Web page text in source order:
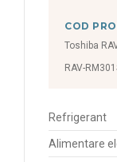
COD
Toshiba
RAV-
Refrigerant
Alimentare